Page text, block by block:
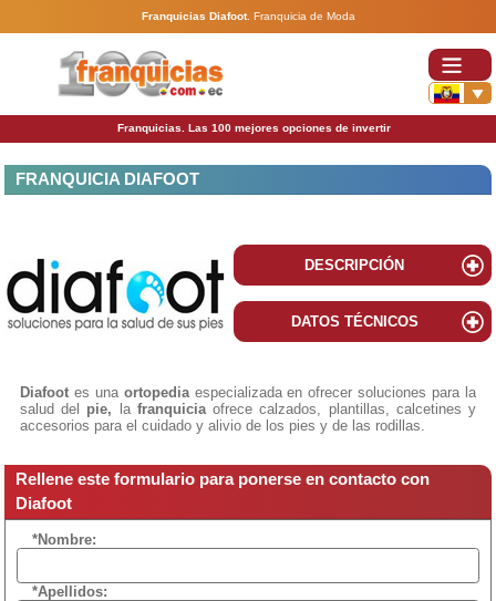
Franquicias Diafoot. Franquicia de Moda
Franquicias. Las 100 mejores opciones de invertir
FRANQUICIA DIAFOOT
DESCRIPCIÓN
DATOS TÉCNICOS
Diafoot es una ortopediaespecializada en ofrecer soluciones para la
salud del pie, la franquiciaofrece calzados, plantillas, calcetines y
accesorios para el cuidado y alivio de los pies y de las rodillas.
Rellene este formulario para ponerse en contacto con
Diafoot
*Nombre:
*Apellidos: